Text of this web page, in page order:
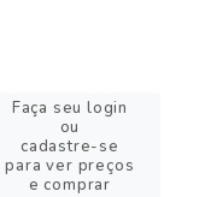
Faça seu login
ou
cadastre-se
para ver preços
e comprar